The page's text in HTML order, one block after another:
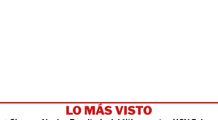
LO MÁS VISTO